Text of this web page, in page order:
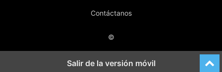
Contáctanos
©
Salir de la versión móvil